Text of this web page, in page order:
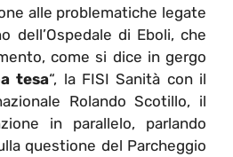
alle problematiche legate
dell’Ospedale di Eboli, che
come si dice in gergo
tesa“, la FISI Sanità con il
Rolando Scotillo, il
in parallelo, parlando
questione del Parcheggio